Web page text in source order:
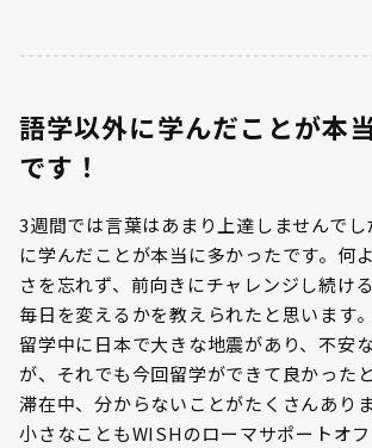
語学以外に学んだことが本
です！
3週間では言葉はあまり上達しませんで
に学んだことが本当に多かったです。何
さを忘れず、前向きにチャレンジし続け
毎日を変えるかを教えられたと思います。
留学中に日本で大きな地震があり、不安
が、それでも今回留学ができて良かったと
滞在中、分からないことがたくさんあり
小さなこともWISHのローマサポートオ